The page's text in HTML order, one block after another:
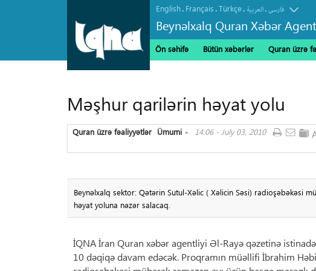
English. Français.Türkçe. العربیة.فارسی
Beynəlxalq Quran Xəbər
Ön səhifə Bütün xəbərlər Quran üzrə
Məşhur qarilərin həyat yolu
Quran üzrə fəaliyyətlər »
Ümumi 14:06 - July 03, 2010
Beynəlxalq sektor: Qətərin Sutul-Xəlic ( Xəlicin Səsi) radioşəbəkəsi
həyat yoluna nəzər salacaq.
İQNA İran Quran xəbər agentliyi Əl-Rayə qəzetinə
10 dəqiqə davam edəcək. Proqramın müəllifi İbrahim